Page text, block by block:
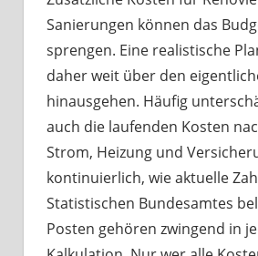
Sanierungen können das
sprengen. Eine realistische
daher weit über den
hinausgehen. Häufig
auch die laufenden Kosten
Strom, Heizung und
kontinuierlich, wie aktuelle
Statistischen Bundesamtes
Posten gehören zwingend in